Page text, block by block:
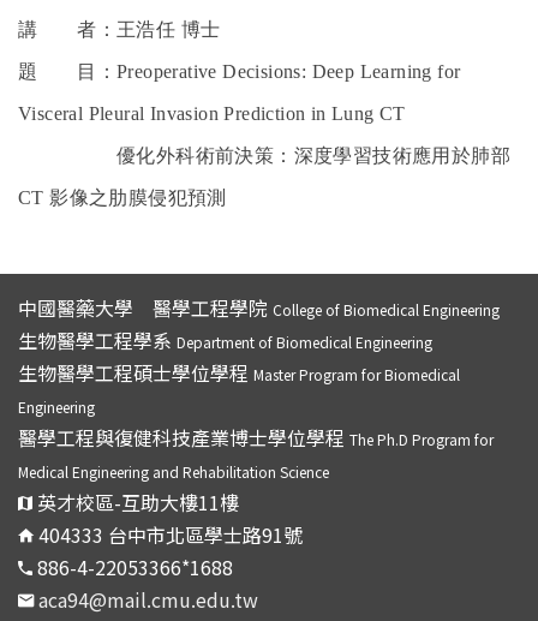
講 者：王浩任 博士
題 目：Preoperative Decisions: Deep Learning for
Visceral Pleural Invasion Prediction in Lung CT
優化外科術前決策：深度學習技術應用於肺部
CT 影像之肋膜侵犯預測
中國醫藥大學 醫學工程學院 College of Biomedical Engineering
生物醫學工程學系 Department of Biomedical Engineering
生物醫學工程碩士學位學程 Master Program for Biomedical
Engineering
醫學工程與復健科技產業博士學位學程 The Ph.D Program for
Medical Engineering and Rehabilitation Science
英才校區-互助大樓11樓
404333 台中市北區學士路91號
886-4-22053366*1688
aca94@mail.cmu.edu.tw